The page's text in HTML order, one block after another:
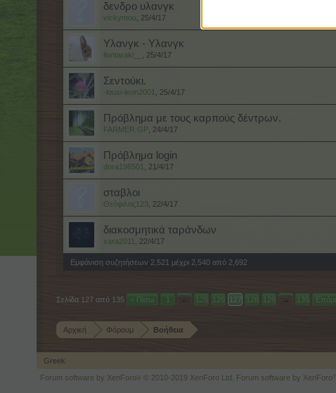
δενδρο υλανγκ
vickymou 25/4/17
Υλανγκ - Υλανγκ
liontaraki__ 25/4/17
Σεντούκι.
-lousi-leon2001 25/4/17
Πρόβλημα με τους καρπούς δέντρων.
FARMER.GP 24/4/17
Πρόβλημα login
dora196501 21/4/17
σταβλοι
Θεόφιλος123 22/4/17
διακοσμητικά ταράνδων
xara2011 22/4/17
Εμφάνιση συζητήσεων 2,521 μέχρι 2,540 από 2,692
Σελίδα 127 από 135 < Πίσω 1 ← 125 126 127 128 129 → 135
Αρχική Φόρουμ Βοήθεια
Greek
Forum software by XenForo ® © 2010-2019 XenForo Ltd. Forum software by